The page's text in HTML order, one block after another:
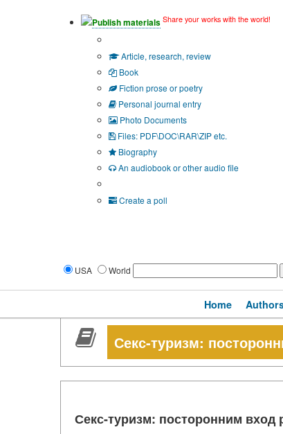
Publish materials Share your works with the world!
Article, research, review
Book
Fiction prose or poetry
Personal journal entry
Photo Documents
Files: PDF\DOC\RAR\ZIP etc.
Biography
An audiobook or other audio file
Create a poll
USA World
Home
Секс-туризм:
Секс-туризм: посторонним вход